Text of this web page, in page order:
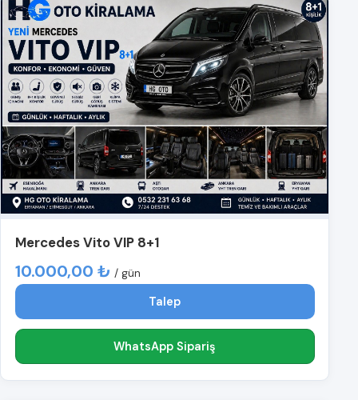
Mercedes Vito VIP 8+1
10.000,00 ₺ / gün
Talep
WhatsApp Sipariş